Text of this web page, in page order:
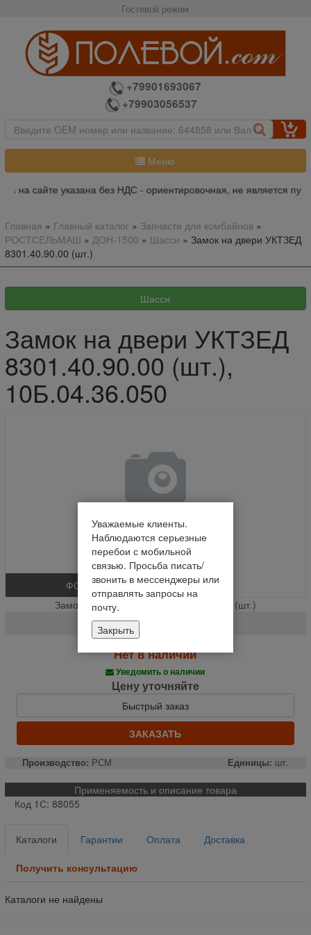
Гостевой режим
+79901693067
+79903056537
Меню
на сайте указана без НДС - ориентировочная, не является
Главная » Главный каталог» Запчасти для комбайнов»
РОСТСЕЛЬМАШ » ДОН-1500 » Шасси » Замок на двери УКТЗЕД
8301.40.90.00 (шт.)
Замок на двери УКТЗЕД
8301.40.90.00 (шт.),
10Б.04.36.050
ФОТО
Замок на двери УКТЗЕД 8301.40.90.00 (шт.)
10Б.04.36.050
Нет в наличии
Уведомить о наличии
Цену уточняйте
Быстрый заказ
ЗАКАЗАТЬ
Производство: РСМ Единицы: шт.
Применяемость и описание товара
Код 1С: 88055
Каталоги Гарантии Оплата Доставка
Получить консультацию
Каталоги не найдены
Уважаемые клиенты.
Наблюдаются серьезные
перебои с мобильной
связью. Просьба писать/
звонить в мессенджеры или
отправлять запросы на
почту.
Закрыть